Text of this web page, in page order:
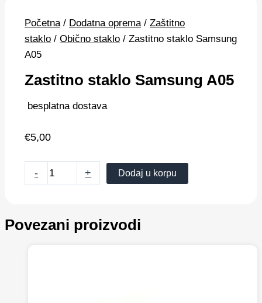
Početna/ Dodatna oprema/ Zaštitno
staklo / Obično staklo / Zastitno staklo Samsung
A05
Zastitno staklo Samsung A05
besplatna dostava
€5,00
-
staklo
Samsung
A05
+ Dodaj u korpu
Povezani proizvodi